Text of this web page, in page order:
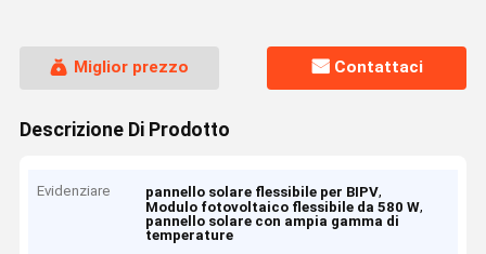
Miglior prezzo Contattaci
Descrizione Di Prodotto
Evidenziare pannello solare flessibile per BIPV,
Modulo fotovoltaico flessibile da 580 W,
pannello solare con ampia gamma di
temperature